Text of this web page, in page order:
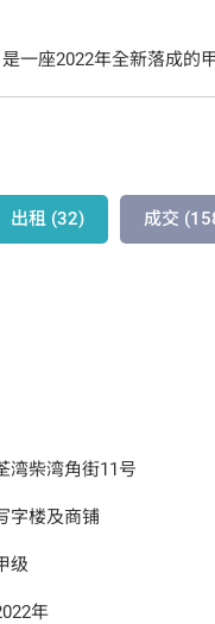
一座2022年全新落成的
实用价值。全装修交付，
小时中央散热水系统，
，让都市繁忙中也能享
串联荃新天地、如心广
成为创新科技、专业服务
出租 (32) 成交
湾柴湾角街11号
字楼及商铺
级
年